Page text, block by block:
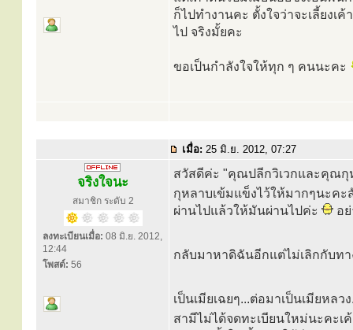
ก็ไปทำงานคะ ตั้งใจว่าจะเลี้ยงเ
ไป จริงมั้ยคะ
ขอเป็นกำลังใจให้ทุก ๆ คนนะคะ
เมื่อ: 25 มิ.ย. 2012, 07:27
จริงใจนะ
สมาชิก ระดับ 2
ลงทะเบียนเมื่อ: 08 มิ.ย. 2012,
12:44
โพสต์: 56
สวัสดีค่ะ "คุณปลีกวิเวกและคุณ
กุหลาบเข้มแข็งไว้ให้มากๆนะค
ผ่านไปแล้วให้มันผ่านไปค่ะ
อ
กลับมาหาดิฉันอีกแต่ไม่เลิกกับท
เป็นเมียเฉยๆ...ต่อมาเป็นเมียหล
สามีไม่ได้จดทะเบียนใหม่นะคะ